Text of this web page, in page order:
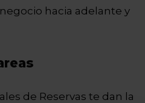
hacia adelante y
de Reservas te dan la